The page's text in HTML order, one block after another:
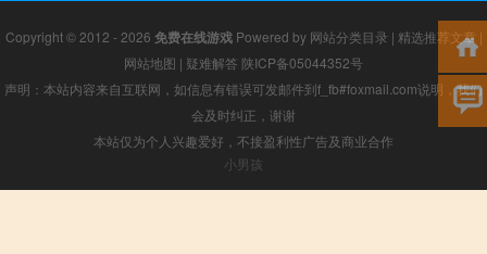
Copyright © 2012 - 2026 免费在线游戏Powered by 网站分类目录 | 精选推荐文章 |
网站地图 | 疑难解答 陕ICP备05044352号
声明：本站内容来自互联网，如信息有错误可发邮件到f_fb#foxmail.com说明，我们
会及时纠正，谢谢
本站仅为个人兴趣爱好，不接盈利性广告及商业合作
小男孩